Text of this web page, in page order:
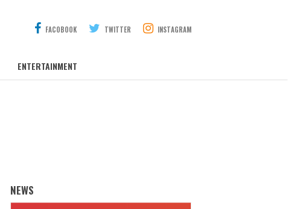
FACOBOOK TWITTER INSTAGRAM
ENTERTAINMENT
NEWS